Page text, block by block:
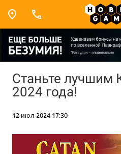
Станьте лучшим
2024 года!
12 июл 2024 17:30